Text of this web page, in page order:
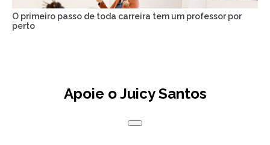
O primeiro passo de toda carreira tem um professor por
perto
Apoie o Juicy Santos